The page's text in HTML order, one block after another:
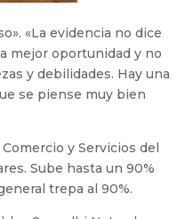
«La evidencia no dice
mejor oportunidad y no
y debilidades. Hay una
se piense muy bien
y Servicios del
Sube hasta un 90%
trepa al 90%.